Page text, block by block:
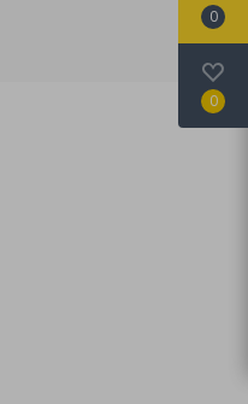
0
0